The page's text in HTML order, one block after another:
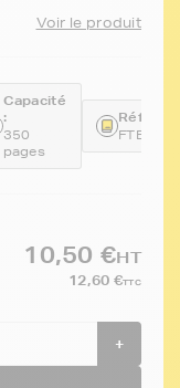
Voir le produit
Capacité
:
350
pages
10,50 €HT
12,60 €TTC
+